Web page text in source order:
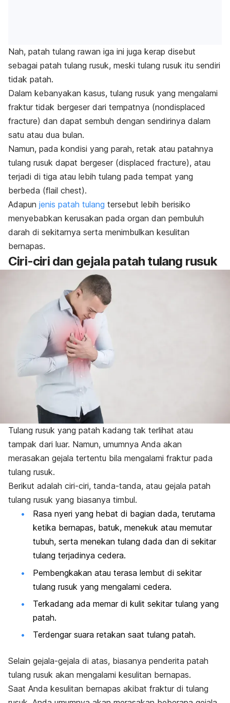
Nah, patah tulang rawan iga ini juga kerap disebut
sebagai patah tulang rusuk, meski tulang rusuk itu sendiri
tidak patah.
Dalam kebanyakan kasus, tulang rusuk yang mengalami
fraktur tidak bergeser dari tempatnya (nondisplaced
fracture) dan dapat sembuh dengan sendirinya dalam
satu atau dua bulan.
Namun, pada kondisi yang parah, retak atau patahnya
tulang rusuk dapat bergeser (displaced fracture), atau
terjadi di tiga atau lebih tulang pada tempat yang
berbeda (flail chest).
Adapun jenis patah tulang tersebut lebih berisiko
menyebabkan kerusakan pada organ dan pembuluh
darah di sekitarnya serta menimbulkan kesulitan
bernapas.
Ciri-ciri dan gejala patah tulang rusuk
Tulang rusuk yang patah kadang tak terlihat atau
tampak dari luar. Namun, umumnya Anda akan
merasakan gejala tertentu bila mengalami fraktur pada
tulang rusuk.
Berikut adalah ciri-ciri, tanda-tanda, atau gejala patah
tulang rusuk yang biasanya timbul.
Rasa nyeri yang hebat di bagian dada, terutama
ketika bernapas, batuk, menekuk atau memutar
tubuh, serta menekan tulang dada dan di sekitar
tulang terjadinya cedera.
Pembengkakan atau terasa lembut di sekitar
tulang rusuk yang mengalami cedera.
Terkadang ada memar di kulit sekitar tulang yang
patah.
Terdengar suara retakan saat tulang patah.
Selain gejala-gejala di atas, biasanya penderita patah
tulang rusuk akan mengalami kesulitan bernapas.
Saat Anda kesulitan bernapas akibat fraktur di tulang